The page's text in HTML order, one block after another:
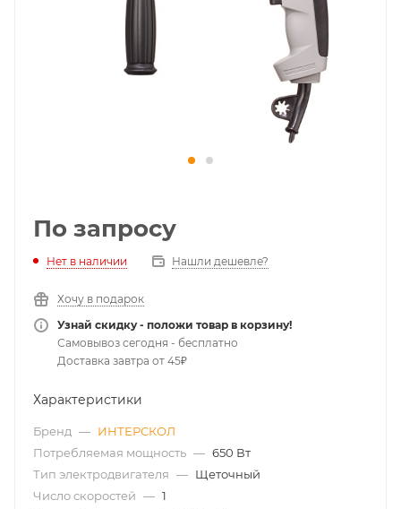
По запросу
Нет в наличии Нашли дешевле?
Хочу в подарок
Узнай скидку - положи товар в корзину!
Самовывоз сегодня - бесплатно
Доставка завтра от 45₽
Характеристики
Бренд — ИНТЕРСКОЛ
Потребляемая мощность — 650 Вт
Тип электродвигателя — Щеточный
Число скоростей — 1